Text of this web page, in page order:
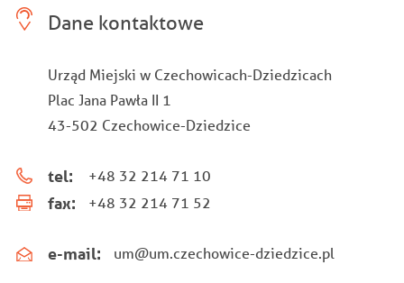
Dane kontaktowe
Urząd Miejski w Czechowicach-Dziedzicach
Plac Jana Pawła II 1
43-502 Czechowice-Dziedzice
tel: +48 32 214 71 10
fax: +48 32 214 71 52
e-mail: um@um.czechowice-dziedzice.pl